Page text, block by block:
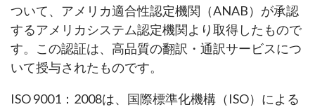
ついて、アメリカ適合性認定機関（ANAB）が承認
するアメリカシステム認定機関より取得したもので
す。この認証は、高品質の翻訳・通訳サービスにつ
いて授与されたものです。
ISO 9001：2008は、国際標準化機構（ISO）による